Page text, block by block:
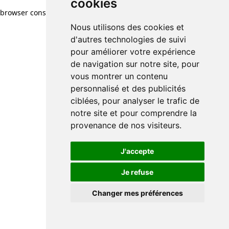
cookies
Nous utilisons des cookies et
d'autres technologies de suivi
pour améliorer votre expérience
de navigation sur notre site, pour
vous montrer un contenu
personnalisé et des publicités
ciblées, pour analyser le trafic de
notre site et pour comprendre la
provenance de nos visiteurs.
J'accepte
Je refuse
Changer mes préférences
browser console for more information)